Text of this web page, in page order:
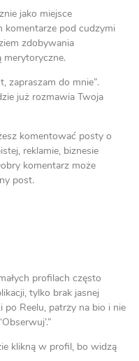
jako miejsce
komentarze pod cudzymi
zdobywania
zapraszam do mnie”.
już rozmawia Twoja
komentować posty o
reklamie, biznesie
komentarz może
post.
profilach często
tylko brak jasnej
Reelu, patrzy na bio i nie
klikną w profil, bo widzą